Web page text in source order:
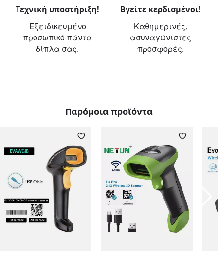
Τεχνική υποστήριξη!
Εξειδικευμένο
προσωπικό πάντα
δίπλα σας.
Βγείτε κερδισμένοι!
Καθημερινές,
ασυναγώνιστες
προσφορές.
Παρόμοια προϊόντα